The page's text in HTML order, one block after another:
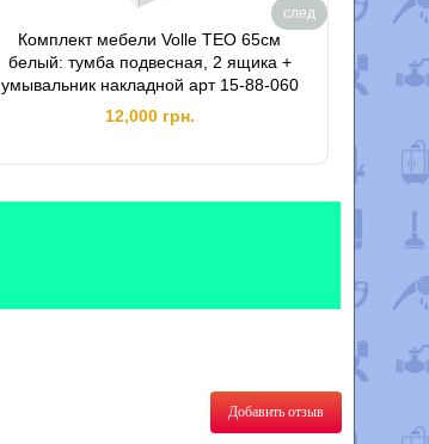
Комплект мебели Volle TEO 65см
белый: тумба подвесная, 2 ящика +
умывальник накладной арт 15-88-060
12,000 грн.
след
Добавить отзыв